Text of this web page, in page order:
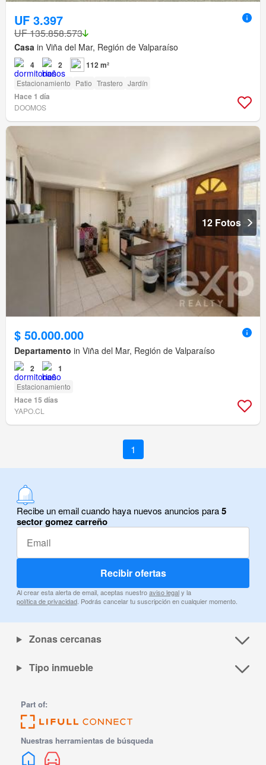
UF 3.397
UF 135.858.573
Casa in Viña del Mar, Región de Valparaíso
4 2 112 m²
Estacionamiento Patio Trastero Jardín
Hace 1 día
DOOMOS
12 Fotos
$ 50.000.000
Departamento in Viña del Mar, Región de Valparaíso
2 1
Estacionamiento
Hace 15 días
YAPO.CL
1
Recibe un email cuando haya nuevos anuncios para5
sector gomez carreño
Recibir ofertas
Al crear esta alerta de email, aceptas nuestroaviso legaly la
política de privacidad. Podrás cancelar tu suscripción en cualquier momento.
Zonas cercanas
Tipo inmueble
Part of:
Nuestras herramientas de búsqueda